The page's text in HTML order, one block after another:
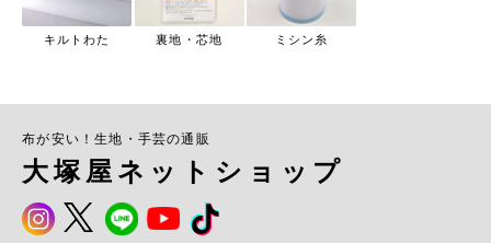
キルトわた 裏地・芯地 ミシン糸
布が安い！生地・手芸の通販
大塚屋ネットショップ